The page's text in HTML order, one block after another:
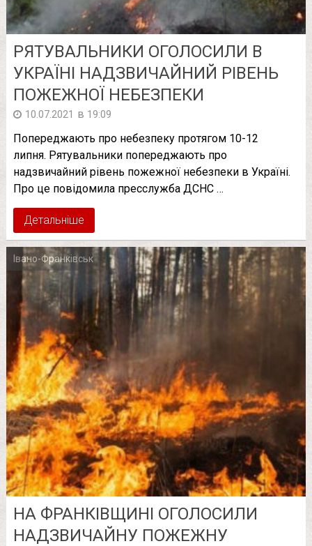
РЯТУВАЛЬНИКИ ОГОЛОСИЛИ В
УКРАЇНІ НАДЗВИЧАЙНИЙ РІВЕНЬ
ПОЖЕЖНОЇ НЕБЕЗПЕКИ
10.07.2021 в 19:09
Попереджають про небезпеку протягом 10-12
липня. Рятувальники попереджають про
надзвичайний рівень пожежної небезпеки в Україні.
Про це повідомила пресслужба ДСНС …
Детальніше
Івано-Франківськ
НА ФРАНКІВЩИНІ ОГОЛОСИЛИ
НАДЗВИЧАЙНУ ПОЖЕЖНУ